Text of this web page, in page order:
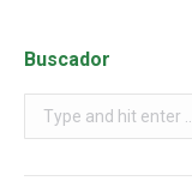
Buscador